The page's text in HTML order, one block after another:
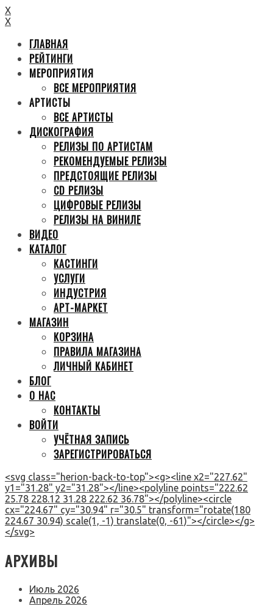
X
X
ГЛАВНАЯ
РЕЙТИНГИ
МЕРОПРИЯТИЯ
ВСЕ МЕРОПРИЯТИЯ
АРТИСТЫ
ВСЕ АРТИСТЫ
ДИСКОГРАФИЯ
РЕЛИЗЫ ПО АРТИСТАМ
РЕКОМЕНДУЕМЫЕ РЕЛИЗЫ
ПРЕДСТОЯЩИЕ РЕЛИЗЫ
CD РЕЛИЗЫ
ЦИФРОВЫЕ РЕЛИЗЫ
РЕЛИЗЫ НА ВИНИЛЕ
ВИДЕО
КАТАЛОГ
КАСТИНГИ
УСЛУГИ
ИНДУСТРИЯ
АРТ-МАРКЕТ
МАГАЗИН
КОРЗИНА
ПРАВИЛА МАГАЗИНА
ЛИЧНЫЙ КАБИНЕТ
БЛОГ
О НАС
КОНТАКТЫ
ВОЙТИ
УЧЁТНАЯ ЗАПИСЬ
ЗАРЕГИСТРИРОВАТЬСЯ
<svg class="herion-back-to-top"><g><line x2="227.62"
y1="31.28" y2="31.28"></line><polyline points="222.62
25.78 228.12 31.28 222.62 36.78"></polyline><circle
cx="224.67" cy="30.94" r="30.5" transform="rotate(180
224.67 30.94) scale(1, -1) translate(0, -61)"></circle></g>
</svg>
АРХИВЫ
Июль 2026
Апрель 2026